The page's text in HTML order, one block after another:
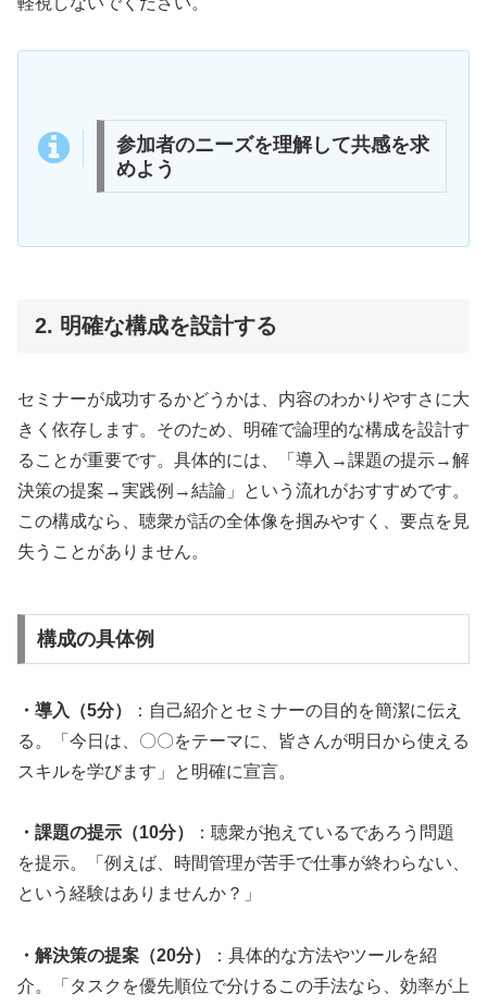
参加者のニーズを理解して共感を求
めよう
2. 明確な構成を設計する
セミナーが成功するかどうかは、内容のわかりやすさに大
きく依存します。そのため、明確で論理的な構成を設計す
ることが重要です。具体的には、「導入→課題の提示→解
決策の提案→実践例→結論」という流れがおすすめです。
この構成なら、聴衆が話の全体像を掴みやすく、要点を見
失うことがありません。
構成の具体例
・導入（5分）
：自己紹介とセミナーの目的を簡潔に伝え
る。「今日は、〇〇をテーマに、皆さんが明日から使える
スキルを学びます」と明確に宣言。
・課題の提示（10分）
：聴衆が抱えているであろう問題
を提示。「例えば、時間管理が苦手で仕事が終わらない、
という経験はありませんか？」
・解決策の提案（20分）
：具体的な方法やツールを紹
介。「タスクを優先順位で分けるこの手法なら、効率が上